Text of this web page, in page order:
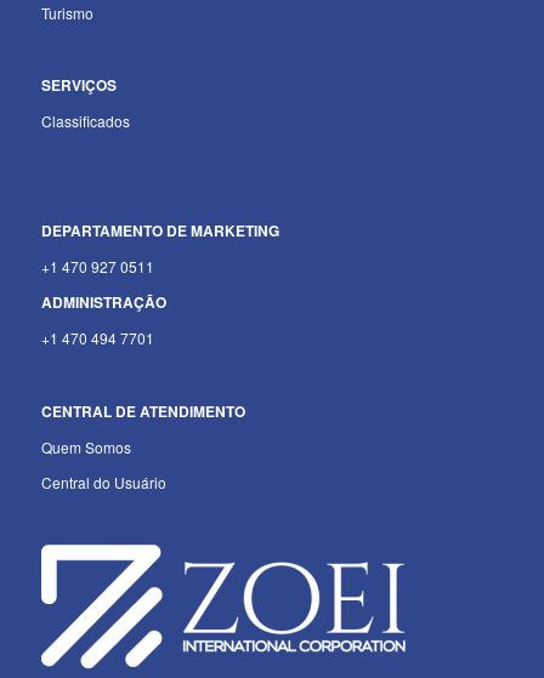
Turismo
SERVIÇOS
Classificados
DEPARTAMENTO DE MARKETING
+1 470 927 0511
ADMINISTRAÇÃO
+1 470 494 7701
CENTRAL DE ATENDIMENTO
Quem Somos
Central do Usuário